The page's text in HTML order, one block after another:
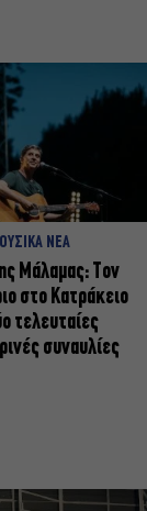
ΝΕΑ
Μάλαμας: Τον
στο Κατράκειο
τελευταίες
συναυλίες